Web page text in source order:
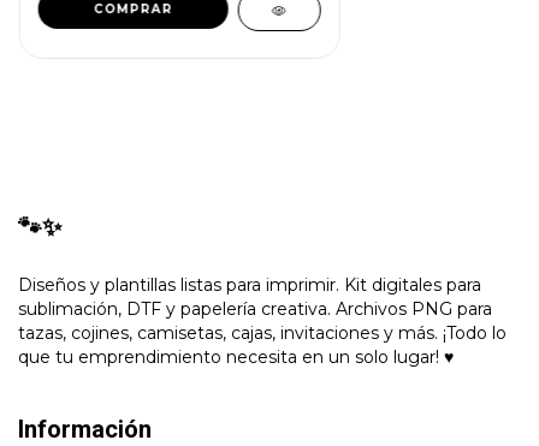
🐾✨
Diseños y plantillas listas para imprimir. Kit digitales para
sublimación, DTF y papelería creativa. Archivos PNG para
tazas, cojines, camisetas, cajas, invitaciones y más. ¡Todo lo
que tu emprendimiento necesita en un solo lugar! ♥
Información